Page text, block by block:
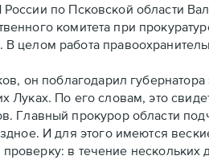
по Псковской области
комитета при
работа
поблагодарил губернатора
По его словам, это
Главный прокурор области
И для этого имеются
в течение нескольких